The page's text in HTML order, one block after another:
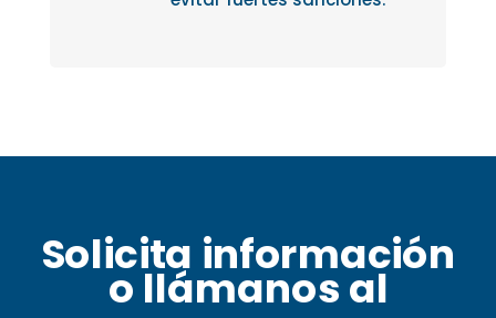
Solicita información
o llámanos al